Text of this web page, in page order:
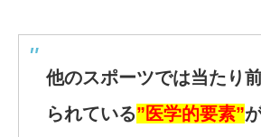
他のスポーツでは当たり
られている”医学的要素”